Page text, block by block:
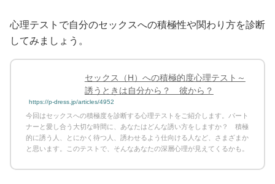
心理テストで自分のセックスへの積極性や関わり方を診断
してみましょう。
セックス（H）への積極的度心理テスト～
誘うときは自分から？ 彼から？
https://p-dress.jp/articles/4952
今回はセックスへの積極度を診断する心理テストをご紹介します。パート
ナーと愛し合う大切な時間に、あなたはどんな誘い方をしますか？ 積極
的に誘う人、とにかく待つ人、誘わせるよう仕向ける人など、さまざまか
と思います。このテストで、そんなあなたの深層心理が見えてくるかも。